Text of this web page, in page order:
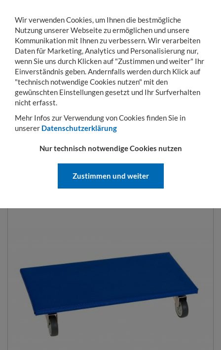
Toggle
navigation
MENÜ KONTO WARENKORB
Sie sind hier: Transportwagen Fahrgestelle und Rollplatten
MÖBELROLLER 600 X 300 MM,
MIT VOLLGUMMIROLLEN, HÖHE:
Wir verwenden Cookies, um Ihnen die bestmögliche
Nutzung unserer Webseite zu ermöglichen und unsere
Kommunikation mit Ihnen zu verbessern. Wir verarbeiten
Daten für Marketing, Analytics und Personalisierung nur,
wenn Sie uns durch Klicken auf "Zustimmen und weiter" Ihr
Einverständnis geben. Andernfalls werden durch Klick auf
"technisch notwendige Cookies nutzen" mit den
gewünschten Einstellungen gesetzt und Ihr Surfverhalten
nicht erfasst.
Mehr Infos zur Verwendung von Cookies finden Sie in
unserer Datenschutzerklärung
Nur technisch notwendige Cookies nutzen
Zustimmen und weiter